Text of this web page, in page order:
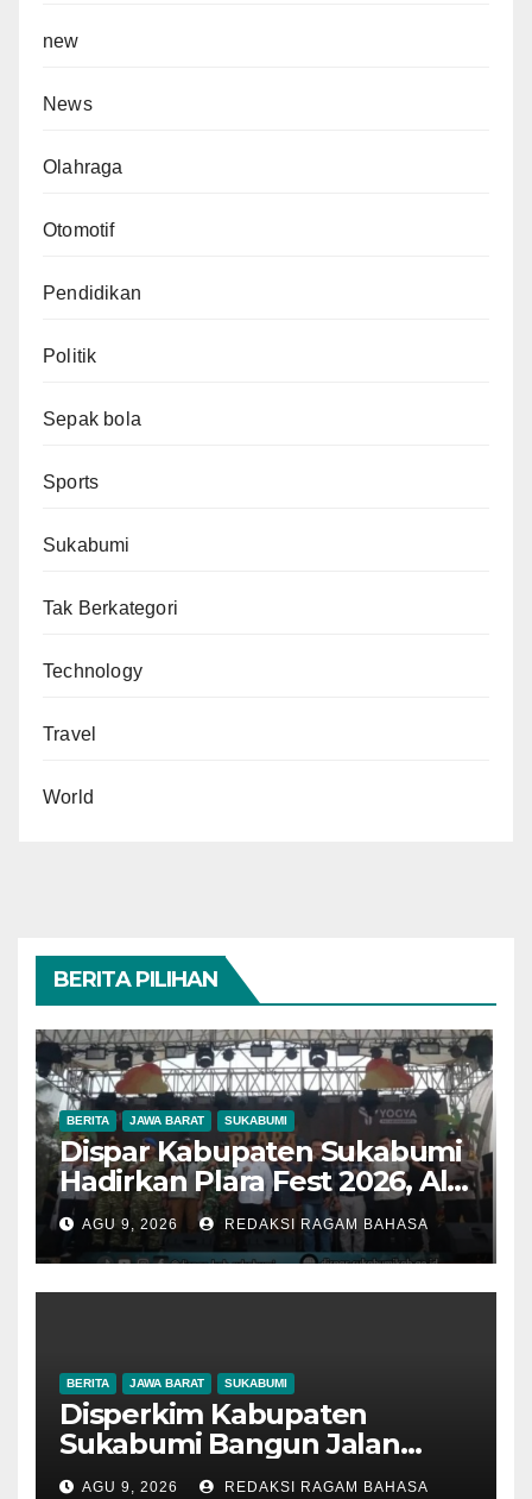
new
News
Olahraga
Otomotif
Pendidikan
Politik
Sepak bola
Sports
Sukabumi
Tak Berkategori
Technology
Travel
World
BERITA PILIHAN
BERITA JAWA BARAT SUKABUMI
Dispar Kabupaten Sukabumi
Hadirkan Plara Fest 2026, Ali
Iskandar: Budaya Jadi
Kekuatan Promosi Wisata
Daerah
AGU 9, 2026 REDAKSI RAGAM BAHASA
BERITA JAWA BARAT SUKABUMI
Disperkim Kabupaten
Sukabumi Bangun Jalan
Lingkungan di Desa Cisaat,
AGU 9, 2026 REDAKSI RAGAM BAHASA